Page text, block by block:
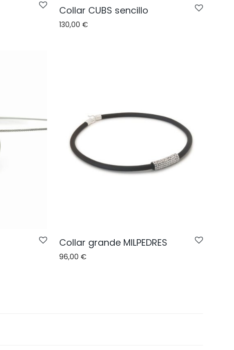
Collar CUBS sencillo
130,00 €
Collar grande MILPEDRES
96,00 €